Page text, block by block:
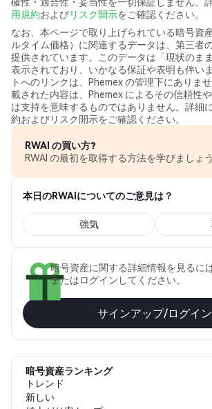
用規約およびリスク開示をご確認ください。
なお、本ページで取り上げられている暗号資
ルタイム価格）に関連するデータは、第三者
提供されています。このデータは「現状のま
表示されており、いかなる保証や表明も伴い
トへのリンクは、Phemex の管理下にありま
載された内容は、Phemex によるその信頼性
は支持を意味するものではありません。詳細
約およびリスク開示をご確認ください。
RWAI の買い方?
RWAI の最初を取得する方法を学びましょう
本日のRWAIについてのご意見は？
強気
暗号資産に関する詳細情報を見るに
またはログインしてください。
サインアップ/ログイン
暗号資産ランキング
トレンド
新しい